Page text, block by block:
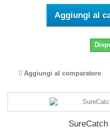
Aggiungi al
Aggiungi al comparatore